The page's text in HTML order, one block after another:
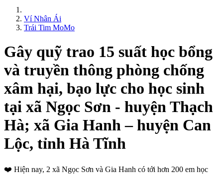
Ví Nhân Ái
Trái Tim MoMo
Gây quỹ trao 15 suất học bổng
và truyền thông phòng chống
xâm hại, bạo lực cho học sinh
tại xã Ngọc Sơn - huyện Thạch
Hà; xã Gia Hanh – huyện Can
Lộc, tỉnh Hà Tĩnh
❤️ Hiện nay, 2 xã Ngọc Sơn và Gia Hanh có tới hơn 200 em học